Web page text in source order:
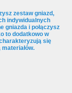
zestaw gniazd,
indywidualnych
gniazda i połączysz
to dodatkowo w
się